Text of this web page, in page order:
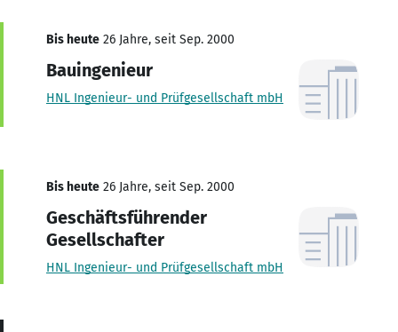
Bis heute 26 Jahre, seit Sep. 2000
Bauingenieur
HNL Ingenieur- und Prüfgesellschaft mbH
Bis heute 26 Jahre, seit Sep. 2000
Geschäftsführender
Gesellschafter
HNL Ingenieur- und Prüfgesellschaft mbH